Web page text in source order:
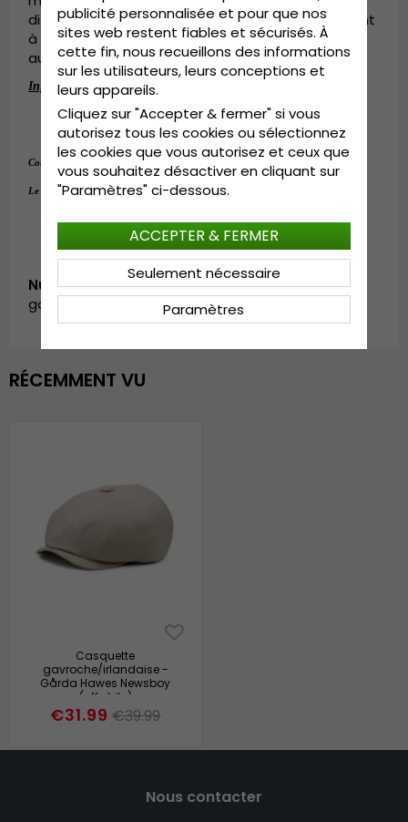
différentes parties de l’Europe portaient en venant
à Gothenburg quelques centaines d’années
auparavant.
Informations détaillées:
Visière : 4 cm
Composition : 100 % polyester
Composition : 100 % polyester
Le guide des tailles: Medium - 56-58 cm.
Numéro d’article:
garda.flatcap.no24.hawes.offwhite
RÉCEMMENT VU
Casquette
gavroche/irlandaise -
Gårda Hawes Newsboy
(offwhite)
€31.99 €39.99
Nous contacter
publicité personnalisée et pour que nos
sites web restent fiables et sécurisés. À
cette fin, nous recueillons des informations
sur les utilisateurs, leurs conceptions et
leurs appareils.
Cliquez sur "Accepter & fermer" si vous
autorisez tous les cookies ou sélectionnez
les cookies que vous autorisez et ceux que
vous souhaitez désactiver en cliquant sur
"Paramètres" ci-dessous.
Paramètres
Seulement nécessaire
ACCEPTER & FERMER